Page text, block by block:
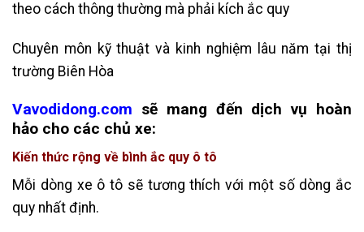
theo cách thông thường mà phải kích ắc quy
Chuyên môn kỹ thuật và kinh nghiệm lâu năm tại thị
trường Biên Hòa
Vavodidong.com sẽ mang đến dịch vụ hoàn
hảo cho các chủ xe:
Kiến thức rộng về bình ắc quy ô tô
Mỗi dòng xe ô tô sẽ tương thích với một số dòng ắc
quy nhất định.